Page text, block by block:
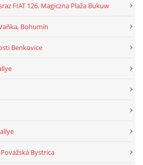
FIAT 126, Magiczna Plaža Bukuw
Bohumín
Benkovice
Bystrica